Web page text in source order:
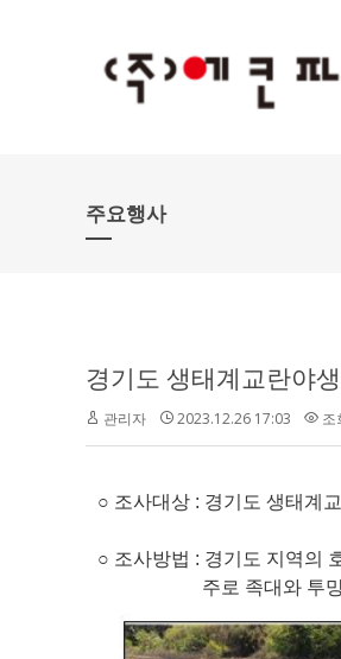
주요행사
경기도 생태계교란야
관리자 2023.12.26 17:03 조
○ 조사대상 : 경기도 생태계
○ 조사방법 : 경기도 지역의
주로 족대와 투망